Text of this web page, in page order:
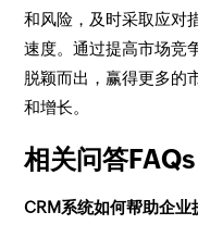
和风险，及时采取应对
速度。通过提高市场竞
脱颖而出，赢得更多的
和增长。
相关问答FAQs
CRM系统如何帮助企业